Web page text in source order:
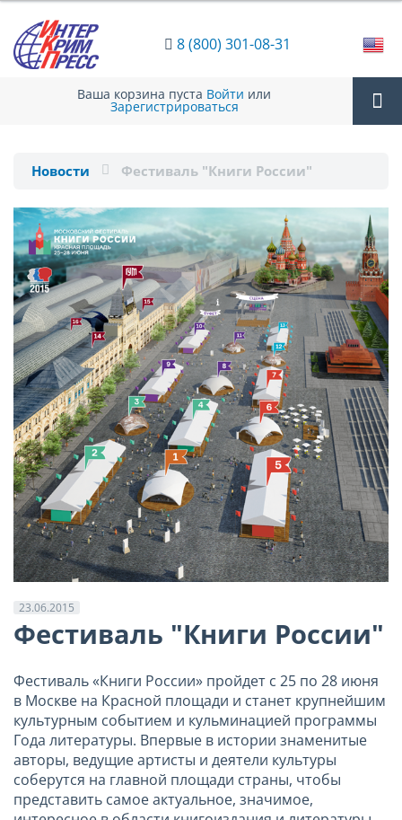
8 (800) 301-08-31
Ваша корзина пуста Войти или
Зарегистрироваться
Новости Фестиваль "Книги России"
23.06.2015
Фестиваль "Книги России"
Фестиваль «Книги России» пройдет с 25 по 28 июня
в Москве на Красной площади и станет крупнейшим
культурным событием и кульминацией программы
Года литературы. Впервые в истории знаменитые
авторы, ведущие артисты и деятели культуры
соберутся на главной площади страны, чтобы
представить самое актуальное, значимое,